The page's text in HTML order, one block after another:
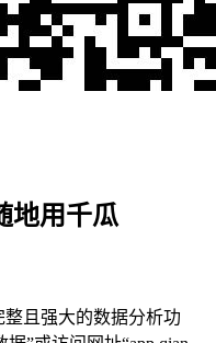
地用千瓜
且强大的数据分析功